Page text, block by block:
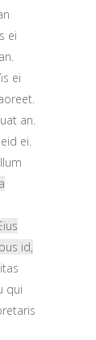
ei
ei
an.
ei.
id,
qui